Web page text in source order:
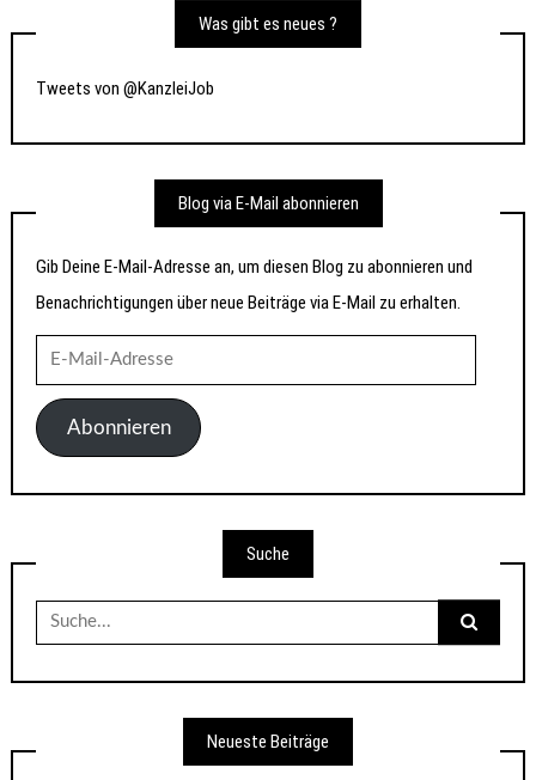
Was gibt es neues ?
Tweets von @KanzleiJob
Blog via E-Mail abonnieren
Gib Deine E-Mail-Adresse an, um diesen Blog zu abonnieren und
Benachrichtigungen über neue Beiträge via E-Mail zu erhalten.
Mail-
AdresseAbonnieren
Suche
Suche
nach:
Neueste Beiträge